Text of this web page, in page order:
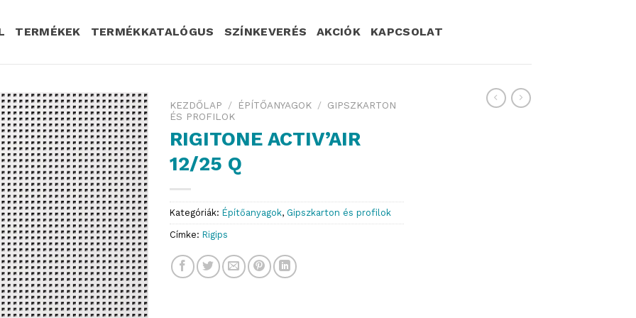
TERMÉKEK TERMÉKKATALÓGUS SZÍNKEVERÉS AKCIÓK KAPCSOLAT
KEZDŐLAP / ÉPÍTŐANYAGOK / GIPSZKARTON
ÉS PROFILOK
RIGITONE ACTIV’AIR
12/25 Q
Kategóriák: Építőanyagok, Gipszkarton és profilok
Címke: Rigips